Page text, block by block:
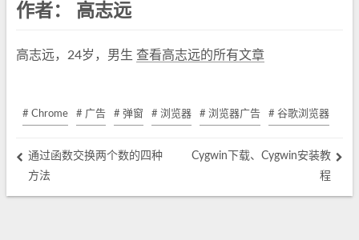
作者： 高志远
高志远，24岁，男生 查看高志远的所有文章
# Chrome # 广告 # 弹窗 # 浏览器 # 浏览器广告 # 谷歌浏览器
通过函数交换两个数的四种
方法
Cygwin下载、Cygwin安装教
程